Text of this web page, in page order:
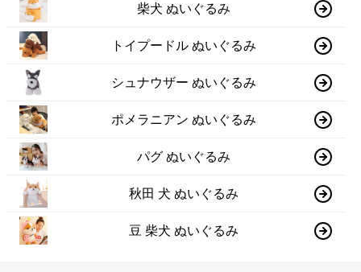
柴犬 ぬいぐるみ
トイプードル ぬいぐるみ
シュナウザー ぬいぐるみ
ポメラニアン ぬいぐるみ
パグ ぬいぐるみ
秋田 犬 ぬいぐるみ
豆 柴犬 ぬいぐるみ